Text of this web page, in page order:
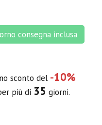
consegna inclusa
sconto del -10%
più di 35 giorni.